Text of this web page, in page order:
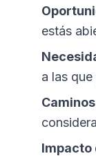
estás
a las
Impacto